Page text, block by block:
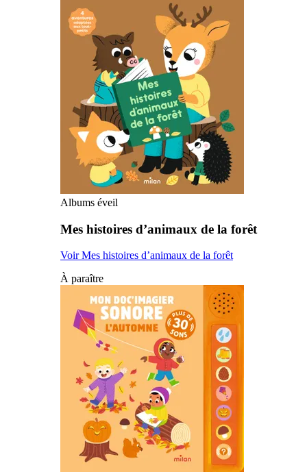
Albums éveil
Mes histoires d’animaux de la forêt
Voir Mes histoires d’animaux de la forêt
À paraître